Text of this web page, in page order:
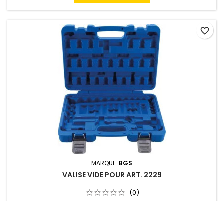
MARQUE: BGS
VALISE VIDE POUR ART. 2229
(0)
favorite_border